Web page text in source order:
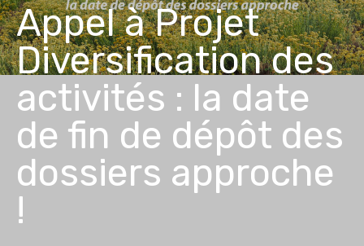
Appel à Projet
Diversification des
activités : la date
de fin de dépôt des
dossiers approche
!